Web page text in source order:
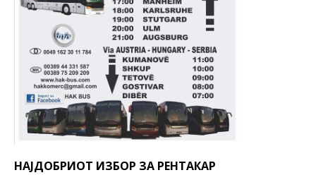
НАЈДОБРИОТ ИЗБОР ЗА РЕНТАКАР